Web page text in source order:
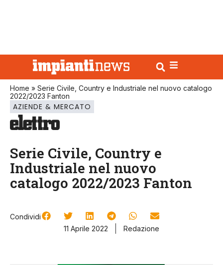
Home » Serie Civile, Country e Industriale nel nuovo catalogo
2022/2023 Fanton
AZIENDE & MERCATO
Serie Civile, Country e
Industriale nel nuovo
catalogo 2022/2023 Fanton
Condividi
11 Aprile 2022
Redazione